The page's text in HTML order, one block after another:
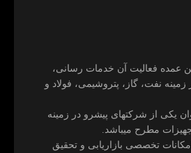
عمده فعالیت آن خدمات رسانی،
نفت، گاز، پتروشیمی، فولاد و
یکی از شرکتهای پیشرو در زمینه
مطرح میباشد.
تخصصی بازاریابی و تحقیق